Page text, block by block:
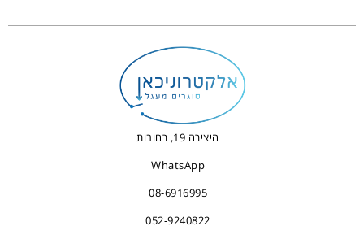
היצירה 19, רחובות
WhatsApp
08-6916995
052-9240822